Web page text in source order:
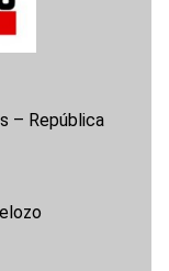
– República